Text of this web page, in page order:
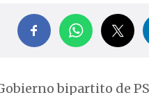
bipartito de